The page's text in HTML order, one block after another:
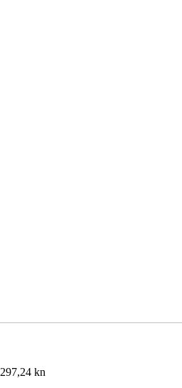
297,24 kn